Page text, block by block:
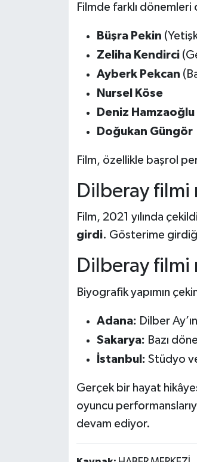
Filmde farklı dönemleri
Büşra Pekin
Zeliha Kendirci
Ayberk Pekcan
Nursel Köse
Deniz Hamzaoğlu
Doğukan Güngör
Film, özellikle başrol
Dilberay filmi
Film, 2021 yılında
girdi. Gösterime
Dilberay filmi
Biyografik yapımın
Adana: Dilber
Sakarya: Bazı
İstanbul: Stüdyo
Gerçek bir hayat
oyuncu
devam ediyor.